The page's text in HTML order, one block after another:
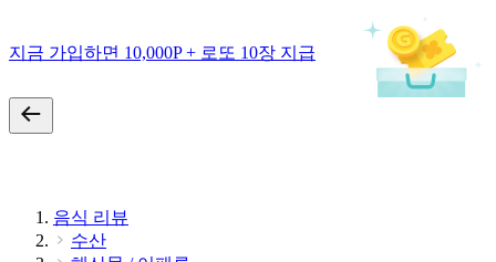
지금 가입하면 10,000P + 로또 10장 지급
음식 리뷰
수산